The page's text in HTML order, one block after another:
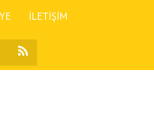
İLETIŞIM